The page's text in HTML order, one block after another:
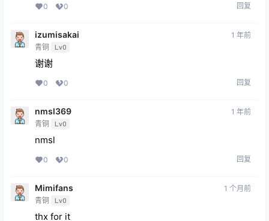
0 0 回复
izumisakai
青铜 Lv0
1 年前
谢谢
0 0 回复
nmsl369
青铜 Lv0
1 年前
nmsl
0 0 回复
Mimifans
青铜 Lv0
1 个月前
thx for it